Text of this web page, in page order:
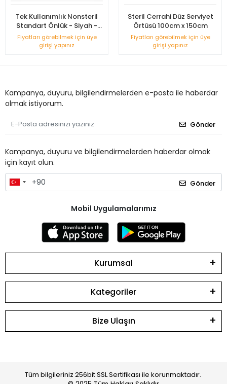
Tek Kullanımlık Nonsteril
Standart Önlük - Siyah -
Uzun Kollu
Fiyatları görebilmek için üye
girişi yapınız
Steril Cerrahi Düz Serviyet
Örtüsü 100cm x 150cm
Fiyatları görebilmek için üye
girişi yapınız
Kampanya, duyuru, bilgilendirmelerden e-posta ile haberdar
olmak istiyorum.
Gönder
Kampanya, duyuru ve bilgilendirmelerden haberdar olmak
için kayıt olun.
Gönder
Mobil Uygulamalarımız
Kurumsal
Kategoriler
Bize Ulaşın
Tüm bilgileriniz 256bit SSL Sertifikası ile korunmaktadır.